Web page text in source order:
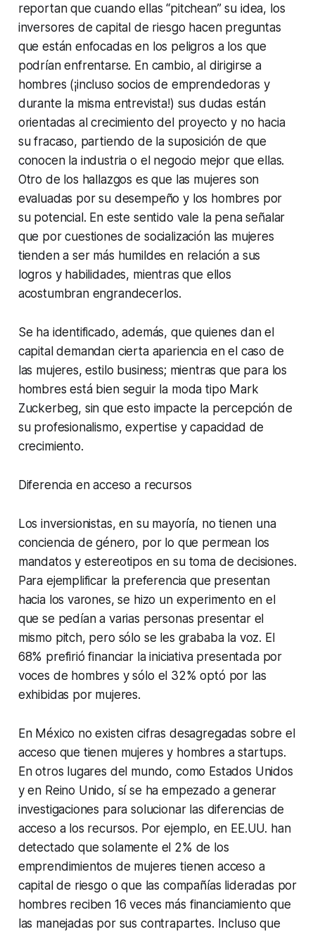
reportan que cuando ellas “pitchean” su idea, los
inversores de capital de riesgo hacen preguntas
que están enfocadas en los peligros a los que
podrían enfrentarse. En cambio, al dirigirse a
hombres (¡incluso socios de emprendedoras y
durante la misma entrevista!) sus dudas están
orientadas al crecimiento del proyecto y no hacia
su fracaso, partiendo de la suposición de que
conocen la industria o el negocio mejor que ellas.
Otro de los hallazgos es que las mujeres son
evaluadas por su desempeño y los hombres por
su potencial. En este sentido vale la pena señalar
que por cuestiones de socialización las mujeres
tienden a ser más humildes en relación a sus
logros y habilidades, mientras que ellos
acostumbran engrandecerlos.
Se ha identificado, además, que quienes dan el
capital demandan cierta apariencia en el caso de
las mujeres, estilo business; mientras que para los
hombres está bien seguir la moda tipo Mark
Zuckerbeg, sin que esto impacte la percepción de
su profesionalismo, expertise y capacidad de
crecimiento.
Diferencia en acceso a recursos
Los inversionistas, en su mayoría, no tienen una
conciencia de género, por lo que permean los
mandatos y estereotipos en su toma de decisiones.
Para ejemplificar la preferencia que presentan
hacia los varones, se hizo un experimento en el
que se pedían a varias personas presentar el
mismo pitch, pero sólo se les grababa la voz. El
68% prefirió financiar la iniciativa presentada por
voces de hombres y sólo el 32% optó por las
exhibidas por mujeres.
En México no existen cifras desagregadas sobre el
acceso que tienen mujeres y hombres a startups.
En otros lugares del mundo, como Estados Unidos
y en Reino Unido, sí se ha empezado a generar
investigaciones para solucionar las diferencias de
acceso a los recursos. Por ejemplo, en EE.UU. han
detectado que solamente el 2% de los
emprendimientos de mujeres tienen acceso a
capital de riesgo o que las compañías lideradas por
hombres reciben 16 veces más financiamiento que
las manejadas por sus contrapartes. Incluso que